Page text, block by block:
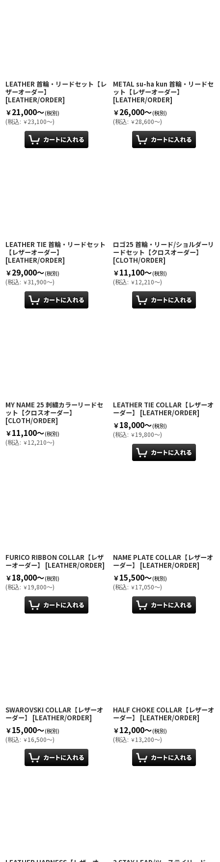
LEATHER 首輪・リードセット【レ
ザーオーダー】
[LEATHER/ORDER]
￥21,000～(税別)
(税込: ￥23,100～)
METAL su-ha kun 首輪・リードセ
ット【レザーオーダー】
[LEATHER/ORDER]
￥26,000～(税別)
(税込: ￥28,600～)
LEATHER TIE 首輪・リードセット
【レザーオーダー】
[LEATHER/ORDER]
￥29,000～(税別)
(税込: ￥31,900～)
ロゴ25 首輪・リード/ショルダーリ
ードセット【クロスオーダー】
[CLOTH/ORDER]
￥11,100～(税別)
(税込: ￥12,210～)
MY NAME 25 刺繍カラーリードセ
ット【クロスオーダー】
[CLOTH/ORDER]
￥11,100～(税別)
(税込: ￥12,210～)
LEATHER TIE COLLAR【レザーオ
ーダー】
[LEATHER/ORDER]
￥18,000～(税別)
(税込: ￥19,800～)
FURICO RIBBON COLLAR【レザ
ーオーダー】
[LEATHER/ORDER]
￥18,000～(税別)
(税込: ￥19,800～)
NAME PLATE COLLAR【レザーオ
ーダー】
[LEATHER/ORDER]
￥15,500～(税別)
(税込: ￥17,050～)
SWAROVSKI COLLAR【レザーオ
ーダー】
[LEATHER/ORDER]
￥15,000～(税別)
(税込: ￥16,500～)
HALF CHOKE COLLAR【レザーオ
ーダー】
[LEATHER/ORDER]
￥12,000～(税別)
(税込: ￥13,200～)